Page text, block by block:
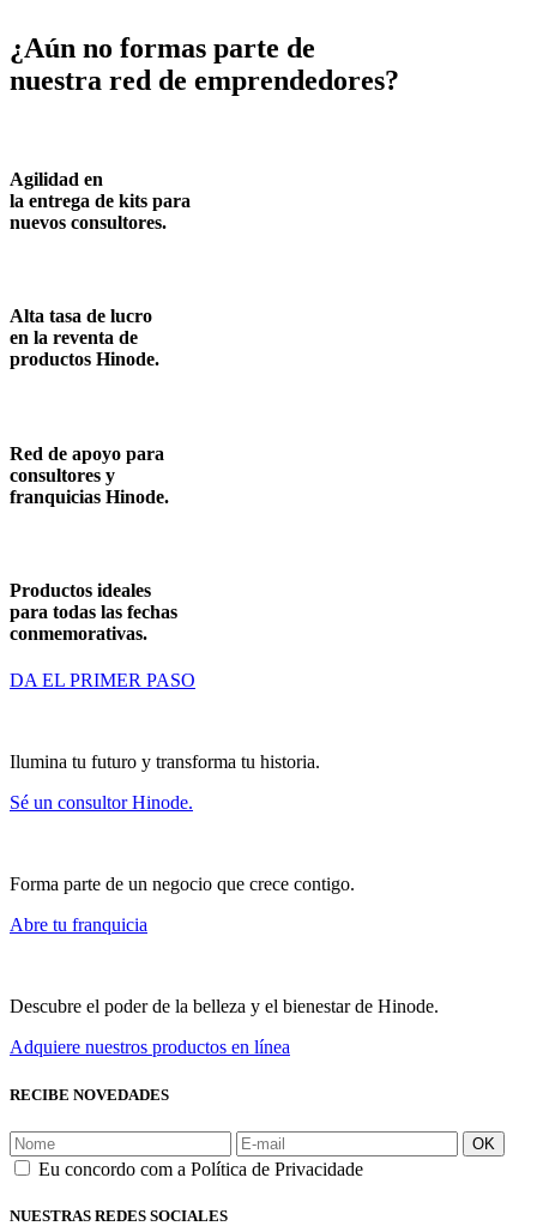
¿Aún no formas parte de
nuestra red de emprendedores?
Agilidad en
la entrega de kits para
nuevos consultores.
Alta tasa de lucro
en la reventa de
productos Hinode.
Red de apoyo para
consultores y
franquicias Hinode.
Productos ideales
para todas las fechas
conmemorativas.
DA EL PRIMER PASO
Ilumina tu futuro y transforma tu historia.
Sé un consultor Hinode.
Forma parte de un negocio que crece contigo.
Abre tu franquicia
Descubre el poder de la belleza y el bienestar de Hinode.
Adquiere nuestros productos en línea
RECIBE NOVEDADES
OK
Eu concordo com a Política de Privacidade
NUESTRAS REDES SOCIALES